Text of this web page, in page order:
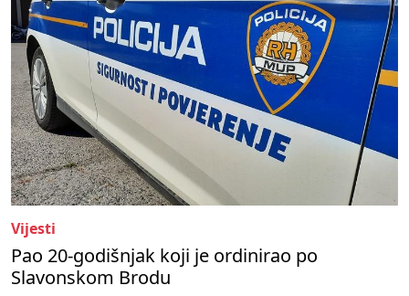
Vijesti
Pao 20-godišnjak koji je ordinirao po
Slavonskom Brodu